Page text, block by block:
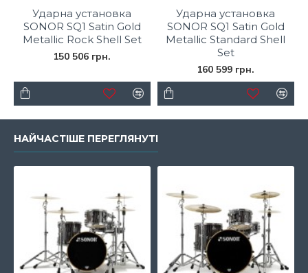
Ударна установка
SONOR SQ1 Satin Gold
Metallic Rock Shell Set
150 506 грн.
Ударна установка
SONOR SQ1 Satin Gold
Metallic Standard Shell
Set
160 599 грн.
НАЙЧАСТІШЕ ПЕРЕГЛЯНУТІ